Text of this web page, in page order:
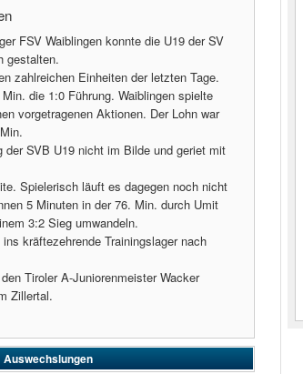
FSV Waiblingen konnte die U19 der SV
gestalten.
zahlreichen Einheiten der letzten Tage.
die 1:0 Führung. Waiblingen spielte
vorgetragenen Aktionen. Der Lohn war
der SVB U19 nicht im Bilde und geriet mit
Spielerisch läuft es dagegen noch nicht
5 Minuten in der 76. Min. durch Umit
3:2 Sieg umwandeln.
kräftezehrende Trainingslager nach
Tiroler A-Juniorenmeister Wacker
Zillertal.
Auswechslungen